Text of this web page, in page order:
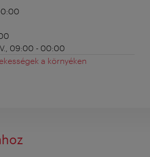
09:00 - 00:00
a környéken